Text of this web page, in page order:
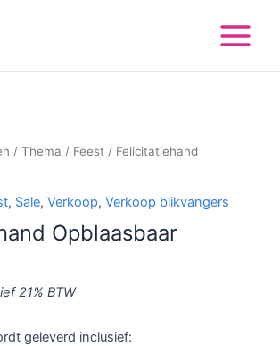
Menu
/ Thema / Feest / Felicitatiehand
, Sale, Verkoop, Verkoop blikvangers
Opblaasbaar
21% BTW
geleverd inclusief: